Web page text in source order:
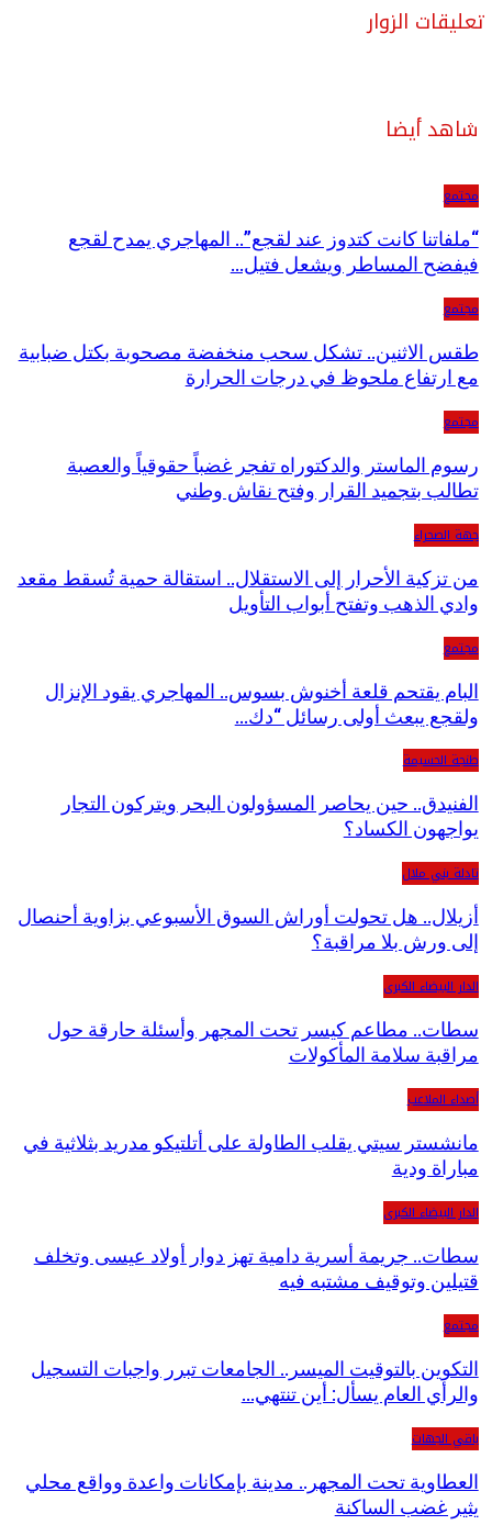
تعليقات الزوار
شاهد أيضا
مجتمع
“ملفاتنا كانت كتدوز عند لقجع”.. المهاجري يمدح لقجع
فيفضح المساطر ويشعل فتيل…
مجتمع
طقس الاثنين.. تشكل سحب منخفضة مصحوبة بكتل ضبابية
مع ارتفاع ملحوظ في درجات الحرارة
مجتمع
رسوم الماستر والدكتوراه تفجر غضباً حقوقياً والعصبة
تطالب بتجميد القرار وفتح نقاش وطني
جهة الصحراء
من تزكية الأحرار إلى الاستقلال.. استقالة حمية تُسقط مقعد
وادي الذهب وتفتح أبواب التأويل
مجتمع
البام يقتحم قلعة أخنوش بسوس.. المهاجري يقود الإنزال
ولقجع يبعث أولى رسائل “دك…
طنجة الحسيمة
الفنيدق.. حين يحاصر المسؤولون البحر ويتركون التجار
يواجهون الكساد؟
تادلة بني ملال
أزيلال.. هل تحولت أوراش السوق الأسبوعي بزاوية أحنصال
إلى ورش بلا مراقبة؟
الدار البيضاء الكبرى
سطات.. مطاعم كيسر تحت المجهر وأسئلة حارقة حول
مراقبة سلامة المأكولات
أصداء الملاعب
مانشستر سيتي يقلب الطاولة على أتلتيكو مدريد بثلاثية في
مباراة ودية
الدار البيضاء الكبرى
سطات.. جريمة أسرية دامية تهز دوار أولاد عيسى وتخلف
قتيلين وتوقيف مشتبه فيه
مجتمع
التكوين بالتوقيت الميسر.. الجامعات تبرر واجبات التسجيل
والرأي العام يسأل: أين تنتهي…
باقي الجهات
العطاوية تحت المجهر.. مدينة بإمكانات واعدة وواقع محلي
يثير غضب الساكنة